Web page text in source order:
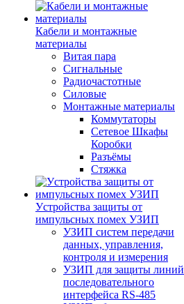
Кабели и монтажные
материалы
Витая пара
Сигнальные
Радиочастотные
Силовые
Монтажные материалы
Коммутаторы
Сетевое Шкафы
Коробки
Разъёмы
Стяжка
Уcтройства защиты от
импульсных помех УЗИП
УЗИП систем передачи
данных, управления,
контроля и измерения
УЗИП для защиты линий
последовательного
интерфейса RS-485